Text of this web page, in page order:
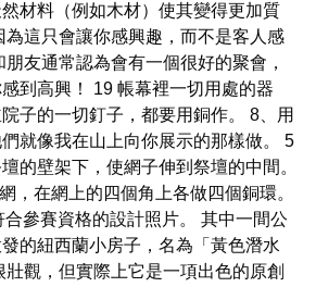
材料（例如木材）使其變得更加質
為這只會讓你感興趣，而不是客人感
友通常認為會有一個很好的聚會，
到高興！ 19 帳幕裡一切用處的器
子的一切釘子，都要用銅作。 8、用
就像我在山上向你展示的那樣做。 5
的壁架下，使網子伸到祭壇的中間。
，在網上的四個角上各做四個銅環。
參賽資格的設計照片。 其中一間公
的紐西蘭小房子，名為「黃色潛水
觀，但實際上它是一項出色的原創